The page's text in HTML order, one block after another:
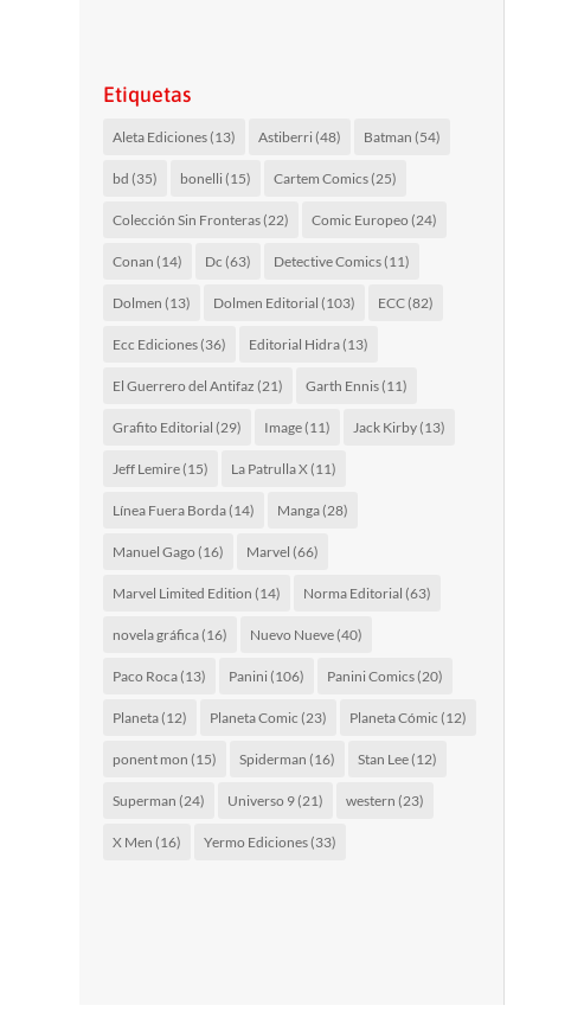
Etiquetas
Aleta Ediciones(13) Astiberri(48) Batman (54)
bd (35) bonelli(15) Cartem Comics(25)
Colección Sin Fronteras(22) Comic Europeo (24)
Conan (14) Dc (63) Detective Comics(11)
Dolmen (13) Dolmen Editorial (103) ECC(82)
Ecc Ediciones(36) Editorial Hidra(13)
El Guerrero del Antifaz (21) Garth Ennis(11)
Grafito Editorial (29) Image(11) Jack Kirby(13)
Jeff Lemire(15) La Patrulla X(11)
Línea Fuera Borda(14) Manga(28)
Manuel Gago (16) Marvel (66)
Marvel Limited Edition (14) Norma Editorial (63)
novela gráfica(16) Nuevo Nueve(40)
Paco Roca(13) Panini(106) Panini Comics(20)
Planeta(12) Planeta Comic (23) Planeta Cómic (12)
ponent mon (15) Spiderman (16) Stan Lee(12)
Superman (24) Universo 9(21) western (23)
X Men (16) Yermo Ediciones(33)